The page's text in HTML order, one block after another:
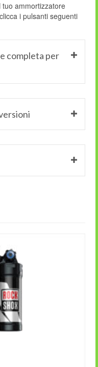
tuo ammortizzatore
i pulsanti seguenti
completa per